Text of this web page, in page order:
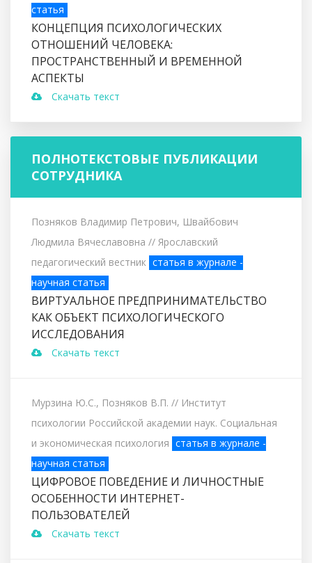
статья
КОНЦЕПЦИЯ ПСИХОЛОГИЧЕСКИХ
ОТНОШЕНИЙ ЧЕЛОВЕКА:
ПРОСТРАНСТВЕННЫЙ И ВРЕМЕННОЙ
АСПЕКТЫ
Скачать текст
ПОЛНОТЕКСТОВЫЕ ПУБЛИКАЦИИ
СОТРУДНИКА
Позняков Владимир Петрович, Швайбович
Людмила Вячеславовна // Ярославский
педагогический вестник статья в журнале -
научная статья
ВИРТУАЛЬНОЕ ПРЕДПРИНИМАТЕЛЬСТВО
КАК ОБЪЕКТ ПСИХОЛОГИЧЕСКОГО
ИССЛЕДОВАНИЯ
Скачать текст
Мурзина Ю.С., Позняков В.П. // Институт
психологии Российской академии наук. Социальная
и экономическая психология статья в журнале -
научная статья
ЦИФРОВОЕ ПОВЕДЕНИЕ И ЛИЧНОСТНЫЕ
ОСОБЕННОСТИ ИНТЕРНЕТ-
ПОЛЬЗОВАТЕЛЕЙ
Скачать текст